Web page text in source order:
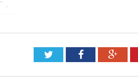
TwitterFacebook